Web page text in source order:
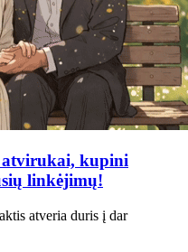
atvirukai, kupini
linkėjimų!
atveria duris į dar